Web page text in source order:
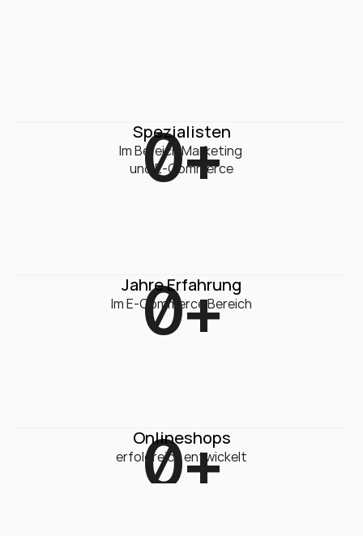
0+
Spezialisten
Im Bereich Marketing
und E-Commerce
0+
Jahre Erfahrung
Im E-Commerce Bereich
0+
Onlineshops
erfolgreich entwickelt